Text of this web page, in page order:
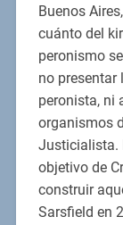
Buenos
cuánto del
peronismo
no presentar
peronista, ni
organismos
Justicialista.
objetivo de
construir
Sarsfield en